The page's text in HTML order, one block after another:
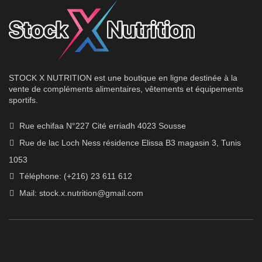
STOCK X NUTRITION est une boutique en ligne destinée à la
vente de compléments alimentaires, vêtements et équipements
sportifs.
Rue echifaa N°227 Cité erriadh 4023 Sousse
Rue de lac Loch Ness résidence Elissa B3 magasin 3, Tunis
1053
Téléphone: (+216) 23 611 612
Mail: stock.x.nutrition@gmail.com